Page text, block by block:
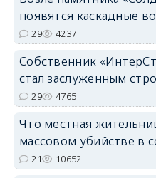
появятся каскадные
29 4237
Собственник
стал заслуженным
29 4765
Что местная
массовом убийстве в
21 10652